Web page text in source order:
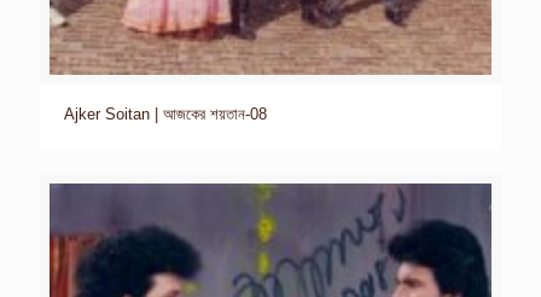
Ajker Soitan | আজকের শয়তান-08